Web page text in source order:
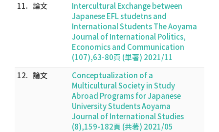
11. 論文
Intercultural Exchange between
Japanese EFL studetns and
International Students The Aoyama
Journal of International Politics,
Economics and Communication
(107),63-80頁 (単著) 2021/11
12. 論文
Conceptualization of a
Multicultural Society in Study
Abroad Programs for Japanese
University Students Aoyama
Journal of International Studies
(8),159-182頁 (共著) 2021/05